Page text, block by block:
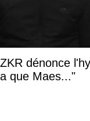
ZKR dénonce
a que Maes..."